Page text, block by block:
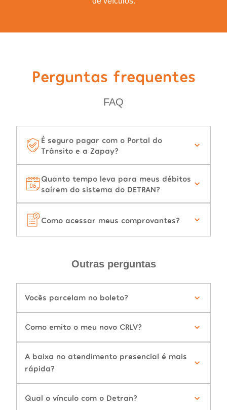
Perguntas frequentes
FAQ
É seguro pagar com o Portal do
Trânsito e a Zapay?
Quanto tempo leva para meus débitos
saírem do sistema do DETRAN?
Como acessar meus comprovantes?
Outras perguntas
Vocês parcelam no boleto?
Como emito o meu novo CRLV?
A baixa no atendimento presencial é mais
rápida?
Qual o vínculo com o Detran?